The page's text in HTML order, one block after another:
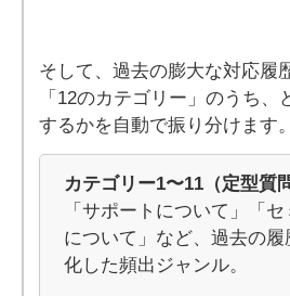
そして、過去の膨大な対応履
「12のカテゴリー」のうち、
するかを自動で振り分けます。
カテゴリー1〜11（定型質
「サポートについて」「
について」など、過去の
化した頻出ジャンル。